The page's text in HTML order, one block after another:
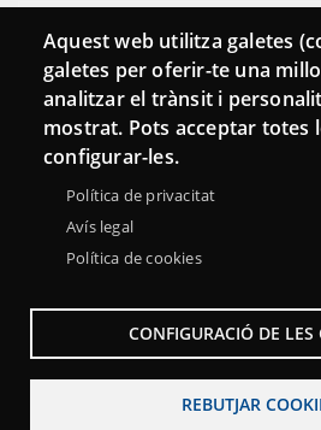
Connecta
Bustia de contacte
Butlletins
Aquest web utilitza galetes
galetes per oferir-te una
analitzar el trànsit i
mostrat. Pots acceptar totes
configurar-les.
Política de privacitat
Avís legal
Política de cookies
CONFIGURACIÓ DE LES
REBUTJAR